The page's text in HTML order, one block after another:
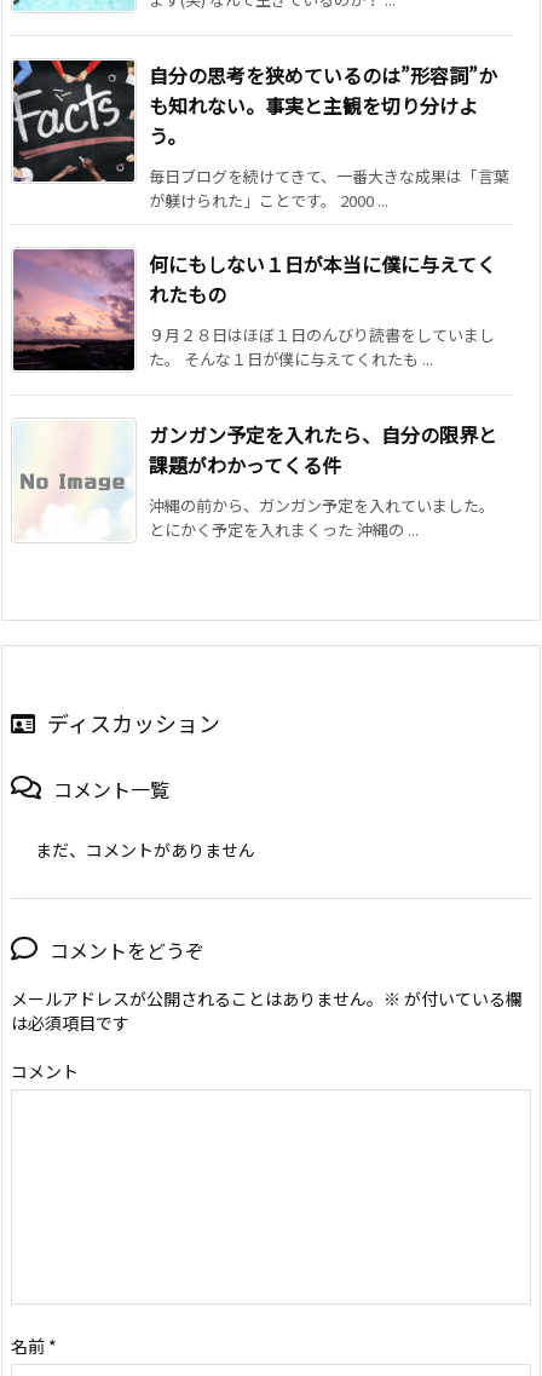
自分の思考を狭めているのは”形容詞”か
も知れない。事実と主観を切り分けよ
う。
毎日ブログを続けてきて、一番大きな成果は「言葉
が躾けられた」ことです。 2000 ...
何にもしない１日が本当に僕に与えてく
れたもの
９月２８日はほぼ１日のんびり読書をしていまし
た。 そんな１日が僕に与えてくれたも ...
ガンガン予定を入れたら、自分の限界と
課題がわかってくる件
沖縄の前から、ガンガン予定を入れていました。
とにかく予定を入れまくった 沖縄の ...
ディスカッション
コメント一覧
まだ、コメントがありません
コメントをどうぞ
メールアドレスが公開されることはありません。 ※ が付いている欄
は必須項目です
コメント
名前 *